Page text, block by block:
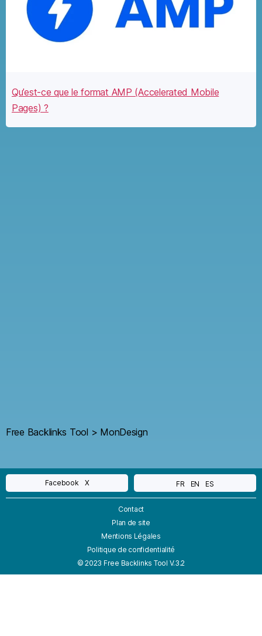
Qu’est-ce que le format AMP (Accelerated Mobile
Pages) ?
Free Backlinks Tool > MonDesign
Facebook X FR EN ES
© 2023 Free Backlinks Tool V.3.2
Contact
Plan de site
Mentions Légales
Politique de confidentialité